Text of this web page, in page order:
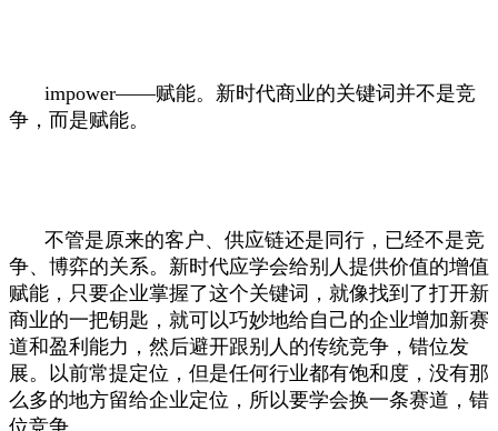
impower——赋能。新时代商业的关键词并不是竞
争，而是赋能。
不管是原来的客户、供应链还是同行，已经不是竞
争、博弈的关系。新时代应学会给别人提供价值的增值
赋能，只要企业掌握了这个关键词，就像找到了打开新
商业的一把钥匙，就可以巧妙地给自己的企业增加新赛
道和盈利能力，然后避开跟别人的传统竞争，错位发
展。以前常提定位，但是任何行业都有饱和度，没有那
么多的地方留给企业定位，所以要学会换一条赛道，错
位竞争。